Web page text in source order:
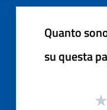
Quanto
su questa